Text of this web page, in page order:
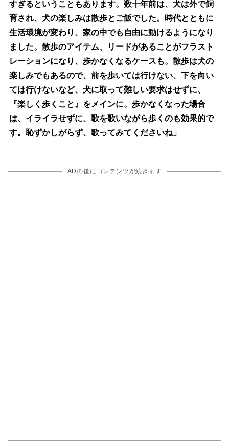
すぎるということもあります。数十年前は、犬は外で飼
育され、犬の楽しみは散歩とご飯でした。時代とともに
生活環境が変わり、家の中でも自由に動けるようになり
ました。散歩のアイテム、リードがあることがフラスト
レーションになり、歩かなくなるケースも。散歩は犬の
楽しみでもあるので、前を歩いては行けない、下を向い
ては行けないなど、犬に取って難しい要求はせずに、
『楽しく歩くこと』をメインに。歩かなくなった場合
は、イライラせずに、歌を歌いながら歩くのも効果的で
す。恥ずかしがらず、歌ってみてくださいね」
ADの後にコンテンツが続きます